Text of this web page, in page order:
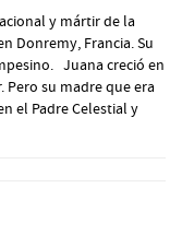
y mártir de la
Donremy, Francia. Su
Juana creció en
Pero su madre que era
el Padre Celestial y